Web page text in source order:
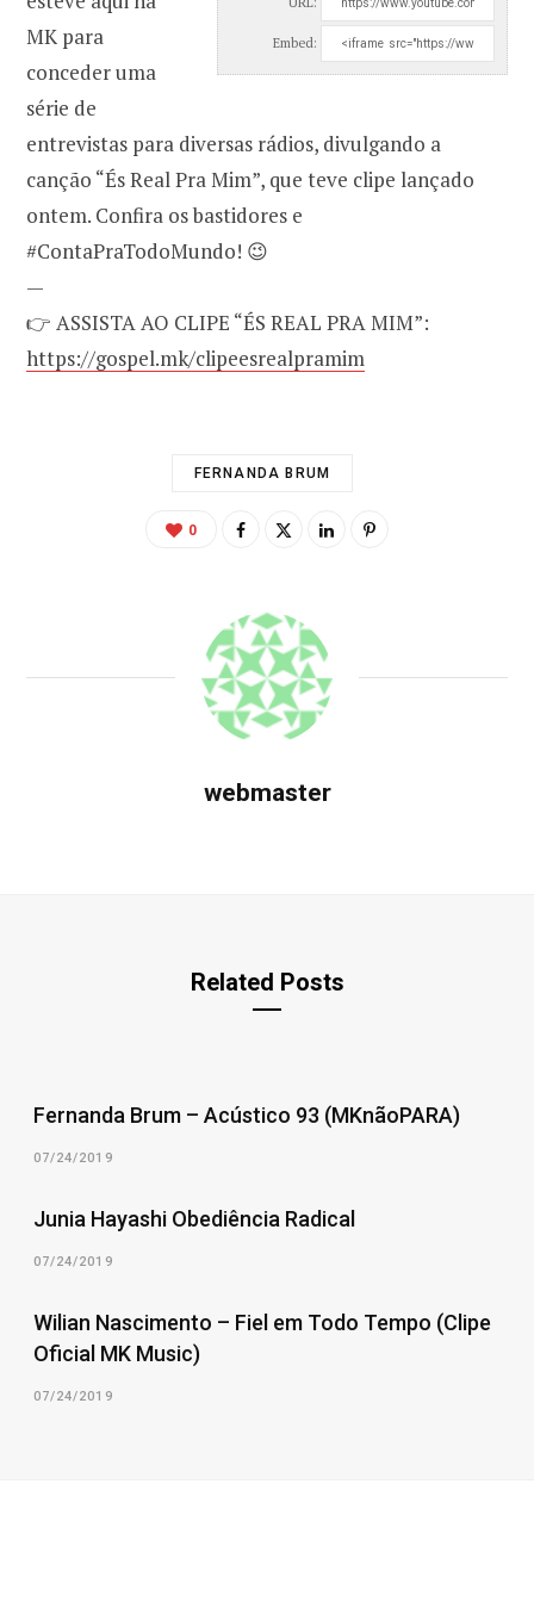
Embed:
MK para
conceder uma
série de
entrevistas para diversas rádios, divulgando a
canção “És Real Pra Mim”, que teve clipe lançado
ontem. Confira os bastidores e
#ContaPraTodoMundo! 😉
—
👉 ASSISTA AO CLIPE “ÉS REAL PRA MIM”:
https://gospel.mk/clipeesrealpramim
FERNANDA BRUM
0
webmaster
Related Posts
Fernanda Brum – Acústico 93 (MKnãoPARA)
07/24/2019
Junia Hayashi Obediência Radical
07/24/2019
Wilian Nascimento – Fiel em Todo Tempo (Clipe
Oficial MK Music)
07/24/2019